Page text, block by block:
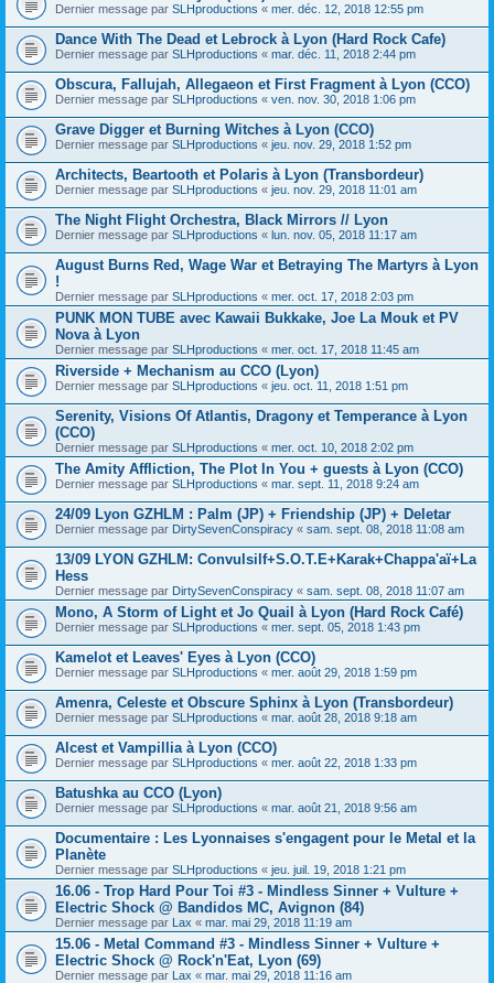
Dernier message par SLHproductions « mer. déc. 12, 2018 12:55 pm
Dance With The Dead et Lebrock à Lyon (Hard Rock Cafe)
Dernier message par SLHproductions « mar. déc. 11, 2018 2:44 pm
Obscura, Fallujah, Allegaeon et First Fragment à Lyon (CCO)
Dernier message par SLHproductions « ven. nov. 30, 2018 1:06 pm
Grave Digger et Burning Witches à Lyon (CCO)
Dernier message par SLHproductions « jeu. nov. 29, 2018 1:52 pm
Architects, Beartooth et Polaris à Lyon (Transbordeur)
Dernier message par SLHproductions « jeu. nov. 29, 2018 11:01 am
The Night Flight Orchestra, Black Mirrors // Lyon
Dernier message par SLHproductions « lun. nov. 05, 2018 11:17 am
August Burns Red, Wage War et Betraying The Martyrs à Lyon
!
Dernier message par SLHproductions « mer. oct. 17, 2018 2:03 pm
PUNK MON TUBE avec Kawaii Bukkake, Joe La Mouk et PV
Nova à Lyon
Dernier message par SLHproductions « mer. oct. 17, 2018 11:45 am
Riverside + Mechanism au CCO (Lyon)
Dernier message par SLHproductions « jeu. oct. 11, 2018 1:51 pm
Serenity, Visions Of Atlantis, Dragony et Temperance à Lyon
(CCO)
Dernier message par SLHproductions « mer. oct. 10, 2018 2:02 pm
The Amity Affliction, The Plot In You + guests à Lyon (CCO)
Dernier message par SLHproductions « mar. sept. 11, 2018 9:24 am
24/09 Lyon GZHLM : Palm (JP) + Friendship (JP) + Deletar
Dernier message par DirtySevenConspiracy « sam. sept. 08, 2018 11:08 am
13/09 LYON GZHLM: Convulsilf+S.O.T.E+Karak+Chappa'aï+La
Hess
Dernier message par DirtySevenConspiracy « sam. sept. 08, 2018 11:07 am
Mono, A Storm of Light et Jo Quail à Lyon (Hard Rock Café)
Dernier message par SLHproductions « mer. sept. 05, 2018 1:43 pm
Kamelot et Leaves' Eyes à Lyon (CCO)
Dernier message par SLHproductions « mer. août 29, 2018 1:59 pm
Amenra, Celeste et Obscure Sphinx à Lyon (Transbordeur)
Dernier message par SLHproductions « mar. août 28, 2018 9:18 am
Alcest et Vampillia à Lyon (CCO)
Dernier message par SLHproductions « mer. août 22, 2018 1:33 pm
Batushka au CCO (Lyon)
Dernier message par SLHproductions « mar. août 21, 2018 9:56 am
Documentaire : Les Lyonnaises s'engagent pour le Metal et la
Planète
Dernier message par SLHproductions « jeu. juil. 19, 2018 1:21 pm
16.06 - Trop Hard Pour Toi #3 - Mindless Sinner + Vulture +
Electric Shock @ Bandidos MC, Avignon (84)
Dernier message par Lax « mar. mai 29, 2018 11:19 am
15.06 - Metal Command #3 - Mindless Sinner + Vulture +
Electric Shock @ Rock'n'Eat, Lyon (69)
Dernier message par Lax « mar. mai 29, 2018 11:16 am